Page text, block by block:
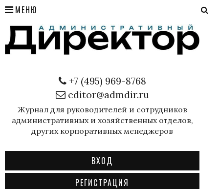
МЕНЮ
+7 (495) 969-8768
editor@admdir.ru
Журнал для руководителей и сотрудников
административных и хозяйственных отделов,
других корпоративных менеджеров
ВХОД
РЕГИСТРАЦИЯ